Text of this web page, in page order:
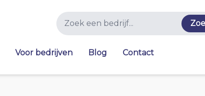
Voor bedrijven Blog Contact